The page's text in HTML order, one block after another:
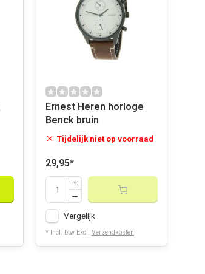
Ernest Heren horloge
Benck bruin
Tijdelijk niet op voorraad
29,95*
Vergelijk
* Incl. btw Excl. Verzendkosten